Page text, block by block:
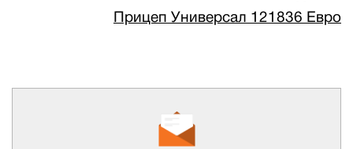
Прицеп Универсал 121836 Евро